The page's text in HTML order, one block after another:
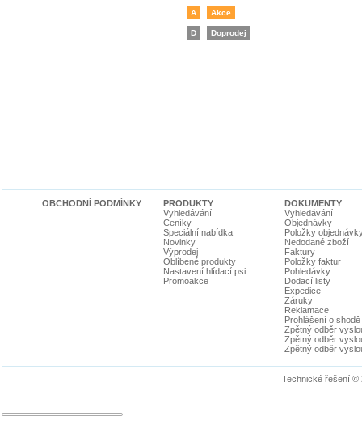
A Akce
D Doprodej
OBCHODNÍ PODMÍNKY
PRODUKTY
Vyhledávání
Ceníky
Speciální nabídka
Novinky
Výprodej
Oblíbené produkty
Nastavení hlídací psi
Promoakce
DOKUMENTY
Vyhledávání
Objednávky
Položky
Nedodané zboží
Faktury
Položky faktur
Pohledávky
Dodací listy
Expedice
Záruky
Reklamace
Prohlášení o shodě
Zpětný odběr
Zpětný odběr
Zpětný odběr
Technické řešení ©